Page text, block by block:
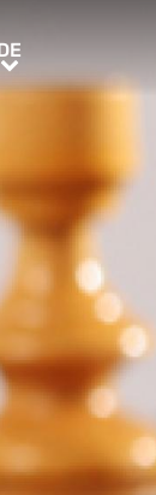
DE